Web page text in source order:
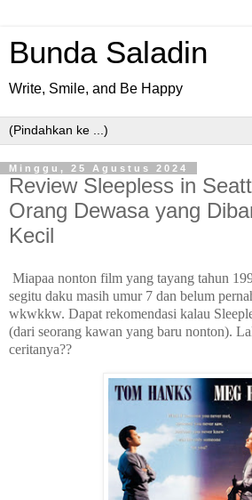
Bunda Saladin
Write, Smile, and Be Happy
Minggu, 25 Agustus 2024
Review Sleepless in
Orang Dewasa yang
Kecil
Miapaa nonton film yang tayang tahun
segitu daku masih umur 7 dan belum
wkwkkw. Dapat rekomendasi kalau
(dari seorang kawan yang baru nonton).
ceritanya??